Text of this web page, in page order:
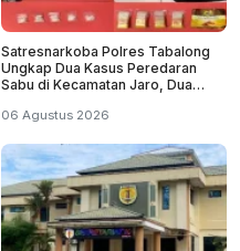
Satresnarkoba Polres Tabalong
Ungkap Dua Kasus Peredaran
Sabu di Kecamatan Jaro, Dua
06 Agustus 2026